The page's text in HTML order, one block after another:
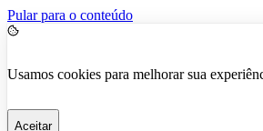
Pular para o conteúdo
Usamos cookies para melhorar sua
Aceitar